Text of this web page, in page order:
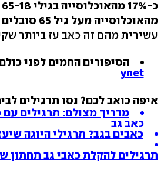
מהאוכלוסייה מעל גיל 65 סובלים מ
עשירית מהם זה כאב עז ביותר
הסיפורים החמים לפני
ynet
איפה כואב לכם? נסו תרגילים
מדריך מצולם: תרגילים עם
כאב גב
כאבים בגב? תרגילי היוגה
תרגילים להקלת כאבי גב